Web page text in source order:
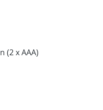
(2 x AAA)